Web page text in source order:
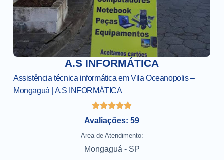
A.S INFORMÁTICA
Assistência técnica informática em Vila Oceanopolis –
Mongaguá | A.S INFORMÁTICA
Avaliações: 59
Area de Atendimento:
Mongaguá - SP